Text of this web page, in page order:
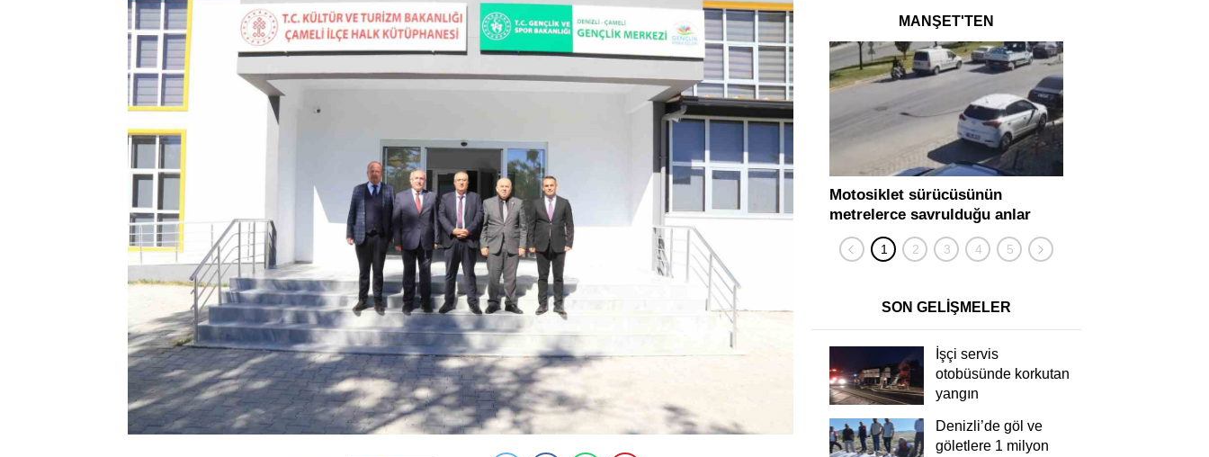
MANŞET'TEN
Motosiklet sürücüsünün
metrelerce savrulduğu anlar
güvenlik kamerasında
SON GELİŞMELER
İşçi servis
otobüsünde korkutan
yangın
Denizli’de göl ve
göletlere 1 milyon